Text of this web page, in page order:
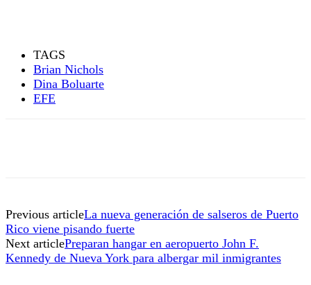
TAGS
Brian Nichols
Dina Boluarte
EFE
Previous articleLa nueva generación de salseros de Puerto
Rico viene pisando fuerte
Next articlePreparan hangar en aeropuerto John F.
Kennedy de Nueva York para albergar mil inmigrantes